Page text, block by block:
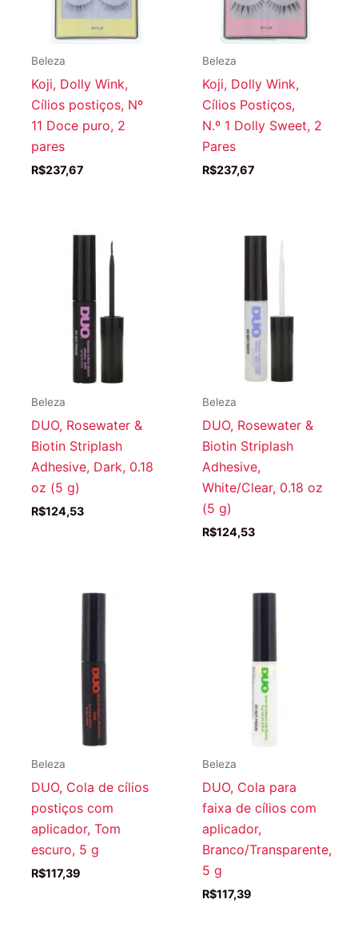
Beleza
Koji, Dolly Wink,
Cílios postiços, Nº
11 Doce puro, 2
pares
R$237,67
Beleza
Koji, Dolly Wink,
Cílios Postiços,
N.º 1 Dolly Sweet, 2
Pares
R$237,67
Beleza
DUO, Rosewater &
Biotin Striplash
Adhesive, Dark, 0.18
oz (5 g)
R$124,53
Beleza
DUO, Rosewater &
Biotin Striplash
Adhesive,
White/Clear, 0.18 oz
(5 g)
R$124,53
Beleza
DUO, Cola de cílios
postiços com
aplicador, Tom
escuro, 5 g
R$117,39
Beleza
DUO, Cola para
faixa de cílios com
aplicador,
Branco/Transparente,
5 g
R$117,39